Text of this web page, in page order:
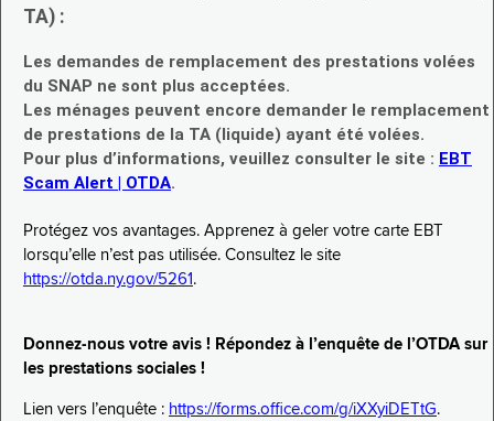
TA) :
Les demandes de remplacement des prestations volées
du SNAP ne sont plus acceptées.
Les ménages peuvent encore demander le remplacement
de prestations de la TA (liquide) ayant été volées.
Pour plus d’informations, veuillez consulter le site : EBT
Scam Alert | OTDA.
Protégez vos avantages. Apprenez à geler votre carte EBT
lorsqu’elle n’est pas utilisée. Consultez le site
https://otda.ny.gov/5261 .
Donnez-nous votre avis ! Répondez à l’enquête de l’OTDA sur
les prestations sociales !
Lien vers l’enquête : https://forms.office.com/g/iXXyiDETtG.